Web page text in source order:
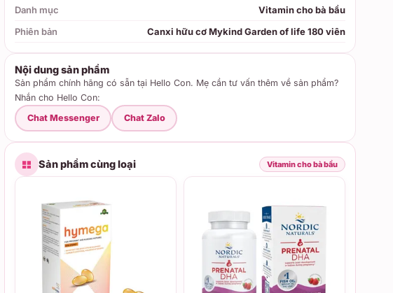
Danh mục
Vitamin cho bà bầu
Phiên bản
Canxi hữu cơ Mykind Garden of life 180 viên
Nội dung sản phẩm
Sản phẩm chính hãng có sẵn tại Hello Con. Mẹ cần tư vấn thêm về sản phẩm?
Nhắn cho Hello Con:
Chat Messenger
Chat Zalo
Sản phẩm cùng loại Vitamin cho bà bầu